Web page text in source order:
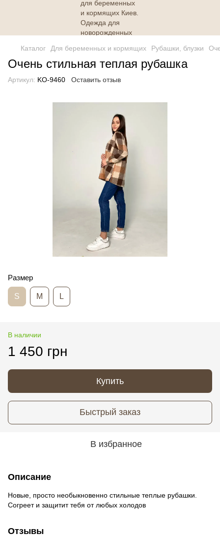
Каталог Для беременных и кормящих Рубашки, блузки
Очень стильная теплая рубашка
Артикул: KO-9460 Оставить отзыв
Размер
S M L
В наличии
1 450 грн
Купить
Быстрый заказ
В избранное
Описание
Новые, просто необыкновенно стильные теплые рубашки.
Согреет и защитит тебя от любых холодов
Отзывы